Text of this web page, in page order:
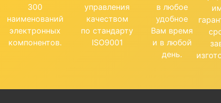
300
наименований
электронных
компонентов.
управления
качеством
по стандарту
ISO9001
в любое
удобное
Вам время
и в любой
день.